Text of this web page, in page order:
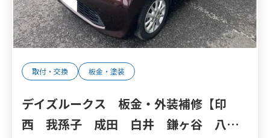
取付・交換 板金・塗装
デイズルークス 板金・外装補修【印
西 我孫子 成田 白井 鎌ヶ谷 八千